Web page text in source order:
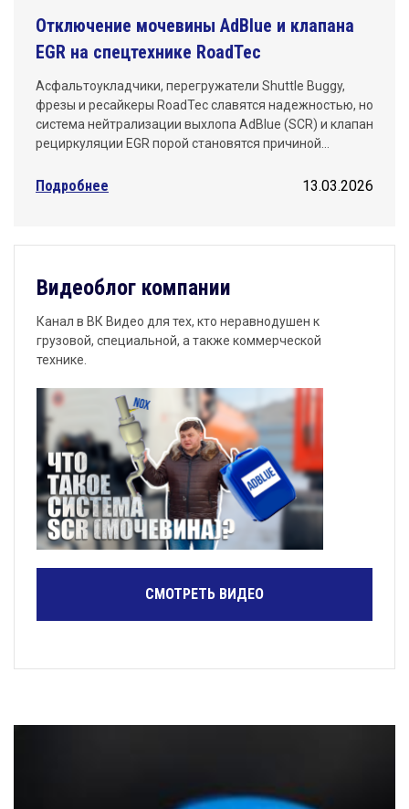
Отключение мочевины AdBlue и клапана
EGR на спецтехнике RoadTec
Асфальтоукладчики, перегружатели Shuttle Buggy,
фрезы и ресайкеры RoadTec славятся надежностью, но
система нейтрализации выхлопа AdBlue (SCR) и клапан
рециркуляции EGR порой становятся причиной…
13.03.2026
Подробнее
Видеоблог компании
Канал в ВК Видео для тех, кто неравнодушен к
грузовой, специальной, а также коммерческой
технике.
СМОТРЕТЬ ВИДЕО